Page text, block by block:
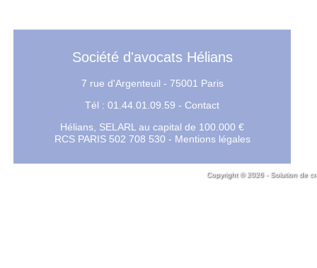
Société d'avocats Hélians
7 rue d'Argenteuil - 75001 Paris
Tél : 01.44.01.09.59 - Contact
Hélians, SELARL au capital de 100.000 €
RCS PARIS 502 708 530 - Mentions légales
Copyright © 2026 - Solution de